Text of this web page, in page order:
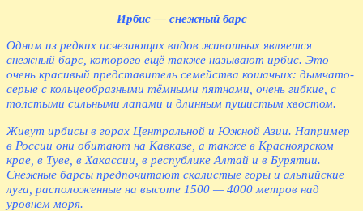
Ирбис — снежный барс
Одним из редких исчезающих видов животных является
снежный барс, которого ещё также называют ирбис. Это
очень красивый представитель семейства кошачьих: дымчато-
серые с кольцеобразными тёмными пятнами, очень гибкие, с
толстыми сильными лапами и длинным пушистым хвостом.
Живут ирбисы в горах Центральной и Южной Азии. Например
в России они обитают на Кавказе, а также в Красноярском
крае, в Туве, в Хакассии, в республике Алтай и в Бурятии.
Снежные барсы предпочитают скалистые горы и альпийские
луга, расположенные на высоте 1500 — 4000 метров над
уровнем моря.